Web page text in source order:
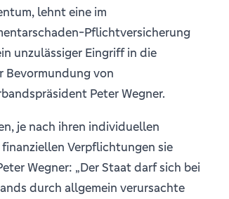
lehnt eine im
Pflichtversicherung
unzulässiger Eingriff in die
Bevormundung von
Peter Wegner.
je nach ihren individuellen
Verpflichtungen sie
Wegner: „Der Staat darf sich bei
durch allgemein verursachte